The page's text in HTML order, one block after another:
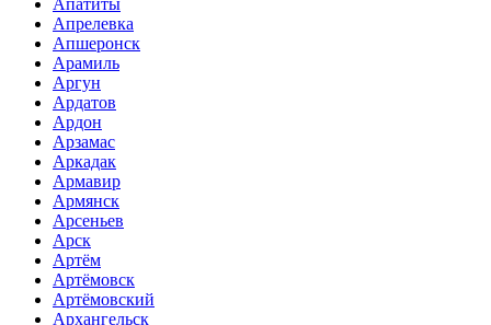
Апатиты
Апрелевка
Апшеронск
Арамиль
Аргун
Ардатов
Ардон
Арзамас
Аркадак
Армавир
Армянск
Арсеньев
Арск
Артём
Артёмовск
Артёмовский
Архангельск